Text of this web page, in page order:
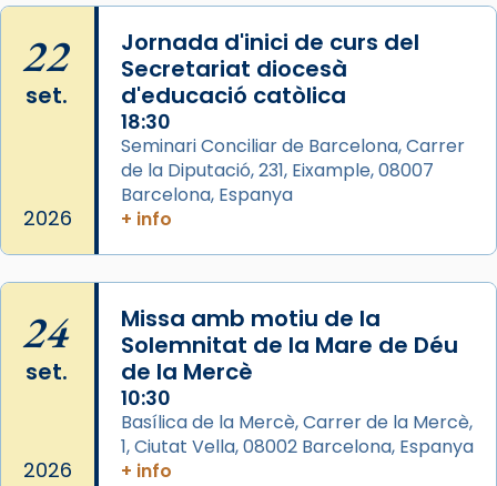
diablesses amb música i ball propis. Festa
gran a Mataró.
«Si vols saber què és calor, ves per les
Santes a Mataró»🥵.
Photo
View on Facebook · Share
2 weeks ago
seu germà Joan i Pere un dels que
acompanyava més de prop Jesús.
Segons el llibre dels Fets (12,2) fou el primer
apòstol màrtir, decapitat a Jerusalem per
Herodes Agripa (vers l'any 44).
22
set.
2026
Jornada d'inici de curs del
Secretariat diocesà
d'educació catòlica
18:30
Seminari Conciliar de Barcelona, Carrer
de la Diputació, 231, Eixample, 08007
Barcelona, Espanya
+ info
24
set.
2026
Missa amb motiu de la
Solemnitat de la Mare de Déu
de la Mercè
10:30
Basílica de la Mercè, Carrer de la Mercè,
1, Ciutat Vella, 08002 Barcelona, Espanya
+ info